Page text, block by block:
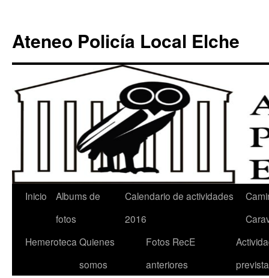
Ateneo Policía Local Elche
Inicio
Albums de
fotos
Calendario de actividades
2016
Hemeroteca Quienes
somos
Fotos RecE
anteriores